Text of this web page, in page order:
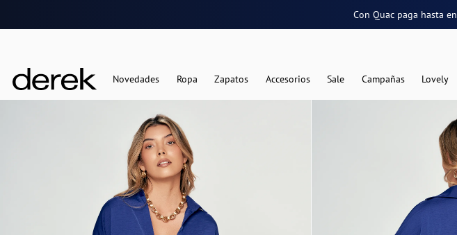
Con Quac paga hasta en
Novedades Ropa Zapatos Accesorios Sale Campañas Lovely